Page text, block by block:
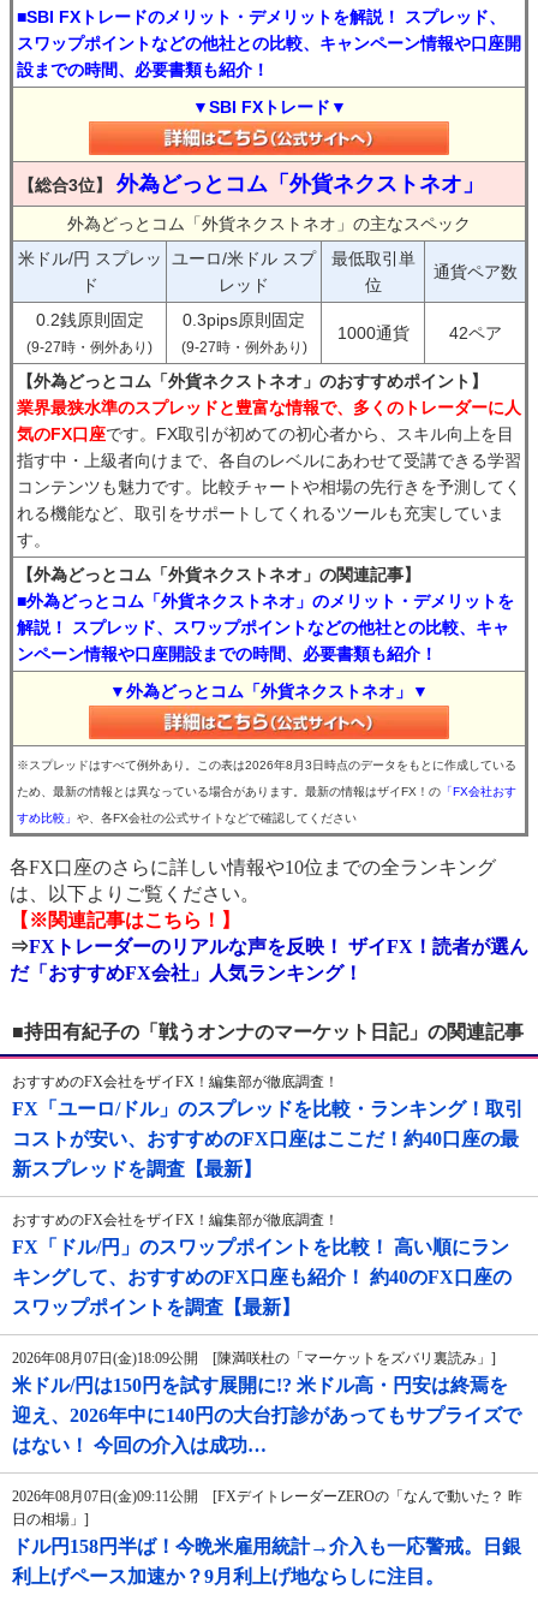
■SBI FXトレードのメリット・デメリットを解説！ スプレッド、
スワップポイントなどの他社との比較、キャンペーン情報や口座開
設までの時間、必要書類も紹介！
▼SBI FXトレード▼
【総合3位】 外為どっとコム「外貨ネクストネオ」
外為どっとコム「外貨ネクストネオ」の主なスペック
米ドル/円 スプレッ
ド
ユーロ/米ドル スプ
レッド
最低取引単
位
通貨ペア数
0.2銭原則固定
(9-27時・例外あり)
0.3pips原則固定
(9-27時・例外あり)
1000通貨 42ペア
【外為どっとコム「外貨ネクストネオ」のおすすめポイント】
業界最狭水準のスプレッドと豊富な情報で、多くのトレーダーに人
気のFX口座です。FX取引が初めての初心者から、スキル向上を目
指す中・上級者向けまで、各自のレベルにあわせて受講できる学習
コンテンツも魅力です。比較チャートや相場の先行きを予測してく
れる機能など、取引をサポートしてくれるツールも充実していま
す。
【外為どっとコム「外貨ネクストネオ」の関連記事】
■外為どっとコム「外貨ネクストネオ」のメリット・デメリットを
解説！ スプレッド、スワップポイントなどの他社との比較、キャ
ンペーン情報や口座開設までの時間、必要書類も紹介！
▼外為どっとコム「外貨ネクストネオ」▼
※スプレッドはすべて例外あり。この表は2026年8月3日時点のデータをもとに作成している
ため、最新の情報とは異なっている場合があります。最新の情報はザイFX！の 「FX会社おす
すめ比較」 や、各FX会社の公式サイトなどで確認してください
各FX口座のさらに詳しい情報や10位までの全ランキング
は、以下よりご覧ください。
【※関連記事はこちら！】
⇒FXトレーダーのリアルな声を反映！ ザイFX！読者が選ん
だ「おすすめFX会社」人気ランキング！
■持田有紀子の「戦うオンナのマーケット日記」の関連記事
おすすめのFX会社をザイFX！編集部が徹底調査！
FX「ユーロ/ドル」のスプレッドを比較・ランキング！取引
コストが安い、おすすめのFX口座はここだ！約40口座の最
新スプレッドを調査【最新】
おすすめのFX会社をザイFX！編集部が徹底調査！
FX「ドル/円」のスワップポイントを比較！ 高い順にラン
キングして、おすすめのFX口座も紹介！ 約40のFX口座の
スワップポイントを調査【最新】
2026年08月07日(金)18:09公開 [陳満咲杜の「マーケットをズバリ裏読み」]
米ドル/円は150円を試す展開に!? 米ドル高・円安は終焉を
迎え、2026年中に140円の大台打診があってもサプライズで
はない！ 今回の介入は成功…
2026年08月07日(金)09:11公開 [FXデイトレーダーZEROの「なんで動いた？ 昨
日の相場」]
ドル円158円半ば！今晩米雇用統計→介入も一応警戒。日銀
利上げペース加速か？9月利上げ地ならしに注目。